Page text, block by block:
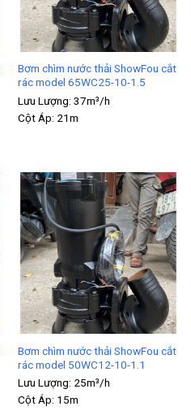
Bơm chìm nước thải ShowFou cắt
rác model 65WC25-10-1.5
Lưu Lượng: 37m³/h
Cột Áp: 21m
Bơm chìm nước thải ShowFou cắt
rác model 50WC12-10-1.1
Lưu Lượng: 25m³/h
Cột Áp: 15m